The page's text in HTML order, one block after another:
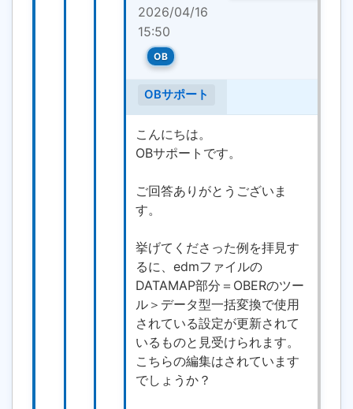
2026/04/16
15:50
OB
OBサポート
こんにちは。
OBサポートです。
ご回答ありがとうございま
す。
挙げてくださった例を拝見す
るに、edmファイルの
DATAMAP部分＝OBERのツー
ル＞データ型一括変換で使用
されている設定が更新されて
いるものと見受けられます。
こちらの編集はされています
でしょうか？